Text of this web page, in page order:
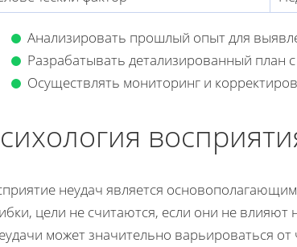
Анализировать прошлый опыт для
Разрабатывать детализированный план
Осуществлять мониторинг и
неудач является
цели не считаются, если они не влияют
может значительно варьироваться